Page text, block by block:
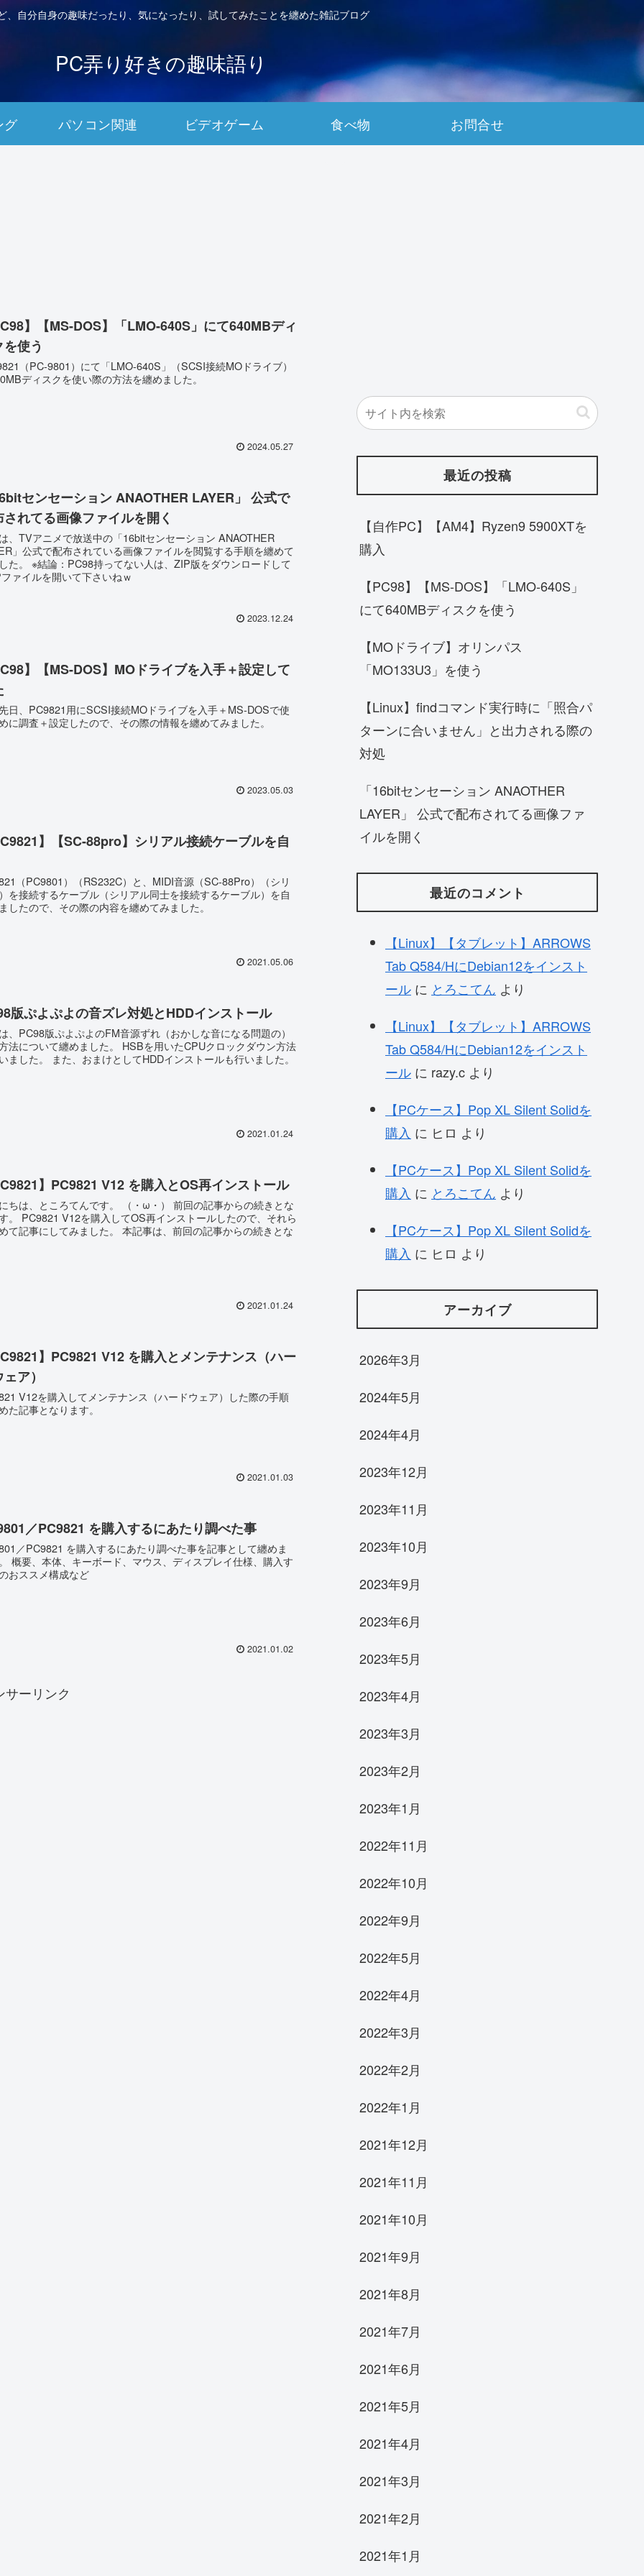
、自分自身の趣味だったり、気になったり、試してみたことを纏めた雑記ブログ
PC弄り好きの趣味語り
グ パソコン関連 ビデオゲーム 食べ物 お問合せ
】【MS-DOS】「LMO-640S」にて640MBディ
使う
（PC-9801）にて「LMO-640S」（SCSI接続MOドライブ）
ディスクを使い際の方法を纏めました。
2024.05.27
センセーション ANAOTHER LAYER」 公式で
されてる画像ファイルを開く
、TVアニメで放送中の「16bitセンセーション ANAOTHER
」公式で配布されている画像ファイルを閲覧する手順を纏めて
た。 ※結論：PC98持ってない人は、ZIP版をダウンロードして
ァイルを開いて下さいねｗ
2023.12.24
】【MS-DOS】MOドライブを入手＋設定して
日、PC9821用にSCSI接続MOドライブを入手＋MS-DOSで使
に調査＋設定したので、その際の情報を纏めてみました。
2023.05.03
】【SC-88pro】シリアル接続ケーブルを自
（PC9801）（RS232C）と、MIDI音源（SC-88Pro）（シリ
を接続するケーブル（シリアル同士を接続するケーブル）を自
したので、その際の内容を纏めてみました。
2021.05.06
版ぷよぷよの音ズレ対処とHDDインストール
、PC98版ぷよぷよのFM音源ずれ（おかしな音になる問題の）
法について纏めました。 HSBを用いたCPUクロックダウン方法
ました。 また、おまけとしてHDDインストールも行いました。
2021.01.24
】PC9821 V12 を購入とOS再インストール
ちは、ところてんです。 （・ω・） 前回の記事からの続きとな
。 PC9821 V12を購入してOS再インストールしたので、それら
て記事にしてみました。 本記事は、前回の記事からの続きとな
2021.01.24
】PC9821 V12 を購入とメンテナンス（ハー
ア）
V12を購入してメンテナンス（ハードウェア）した際の手順
た記事となります。
2021.01.03
／PC9821 を購入するにあたり調べた事
／PC9821 を購入するにあたり調べた事を記事として纏めま
概要、本体、キーボード、マウス、ディスプレイ仕様、購入す
おススメ構成など
2021.01.02
サーリンク
最近の投稿
【自作PC】【AM4】Ryzen9 5900XTを
購入
【PC98】【MS-DOS】「LMO-640S」
にて640MBディスクを使う
【MOドライブ】オリンパス
「MO133U3」を使う
【Linux】findコマンド実行時に「照合パ
ターンに合いません」と出力される際の
対処
「16bitセンセーション ANAOTHER
LAYER」 公式で配布されてる画像ファ
イルを開く
最近のコメント
【Linux】【タブレット】ARROWS
Tab Q584/HにDebian12をインスト
ール に とろこてん より
【Linux】【タブレット】ARROWS
Tab Q584/HにDebian12をインスト
ール に razy.c より
【PCケース】Pop XL Silent Solidを
購入 に ヒロ より
【PCケース】Pop XL Silent Solidを
購入 に とろこてん より
【PCケース】Pop XL Silent Solidを
購入 に ヒロ より
アーカイブ
2026年3月
2024年5月
2024年4月
2023年12月
2023年11月
2023年10月
2023年9月
2023年6月
2023年5月
2023年4月
2023年3月
2023年2月
2023年1月
2022年11月
2022年10月
2022年9月
2022年5月
2022年4月
2022年3月
2022年2月
2022年1月
2021年12月
2021年11月
2021年10月
2021年9月
2021年8月
2021年7月
2021年6月
2021年5月
2021年4月
2021年3月
2021年2月
2021年1月